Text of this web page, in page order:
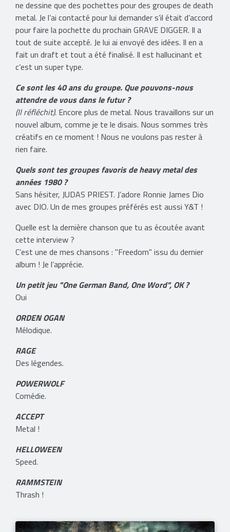
ne dessine que des pochettes pour des groupes de death
metal. Je l’ai contacté pour lui demander s’il était d’accord
pour faire la pochette du prochain GRAVE DIGGER. Il a
tout de suite accepté. Je lui ai envoyé des idées. Il en a
fait un draft et tout a été finalisé. Il est hallucinant et
c’est un super type.
Ce sont les 40 ans du groupe. Que pouvons-nous
attendre de vous dans le futur ?
(Il réfléchit). Encore plus de metal. Nous travaillons sur un
nouvel album, comme je te le disais. Nous sommes très
créatifs en ce moment ! Nous ne voulons pas rester à
rien faire.
Quels sont tes groupes favoris de heavy metal des
années 1980 ?
Sans hésiter, JUDAS PRIEST. J’adore Ronnie James Dio
avec DIO. Un de mes groupes préférés est aussi Y&T !
Quelle est la dernière chanson que tu as écoutée avant
cette interview ?
C’est une de mes chansons : "Freedom" issu du dernier
album ! Je l’apprécie.
Un petit jeu "One German Band, One Word", OK ?
Oui
ORDEN OGAN
Mélodique.
RAGE
Des légendes.
POWERWOLF
Comédie.
ACCEPT
Metal !
HELLOWEEN
Speed.
RAMMSTEIN
Thrash !